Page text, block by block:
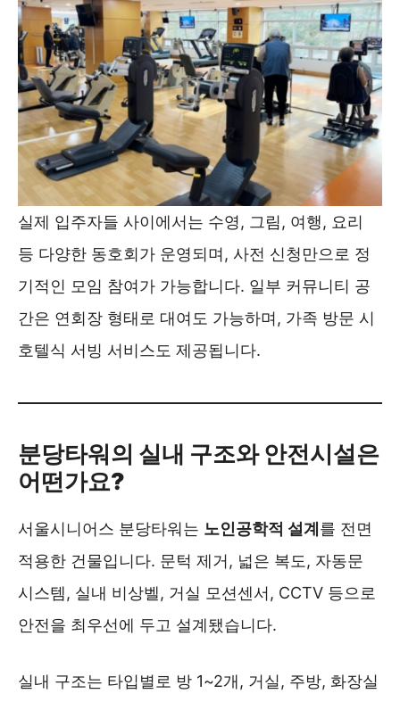
실제 입주자들 사이에서는 수영, 그림, 여행, 요리
등 다양한 동호회가 운영되며, 사전 신청만으로 정
기적인 모임 참여가 가능합니다. 일부 커뮤니티 공
간은 연회장 형태로 대여도 가능하며, 가족 방문 시
호텔식 서빙 서비스도 제공됩니다.
분당타워의 실내 구조와 안전시설은
어떤가요?
서울시니어스 분당타워는 노인공학적 설계 를 전면
적용한 건물입니다. 문턱 제거, 넓은 복도, 자동문
시스템, 실내 비상벨, 거실 모션센서, CCTV 등으로
안전을 최우선에 두고 설계됐습니다.
실내 구조는 타입별로 방 1~2개, 거실, 주방, 화장실